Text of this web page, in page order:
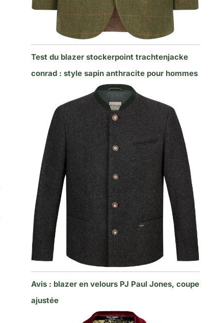
Test du blazer stockerpoint trachtenjacke
conrad : style sapin anthracite pour hommes
Avis : blazer en velours PJ Paul Jones, coupe
ajustée